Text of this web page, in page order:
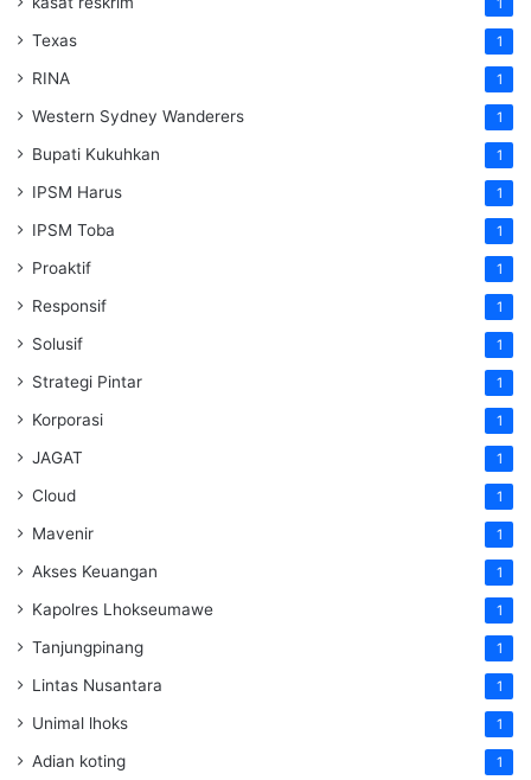
1
Texas 1
RINA 1
Western Sydney Wanderers 1
Bupati Kukuhkan 1
IPSM Harus 1
IPSM Toba 1
Proaktif 1
Responsif 1
Solusif 1
Strategi Pintar 1
Korporasi 1
JAGAT 1
Cloud 1
Mavenir 1
Akses Keuangan 1
Kapolres Lhokseumawe 1
Tanjungpinang 1
Lintas Nusantara 1
Unimal lhoks 1
Adian koting 1